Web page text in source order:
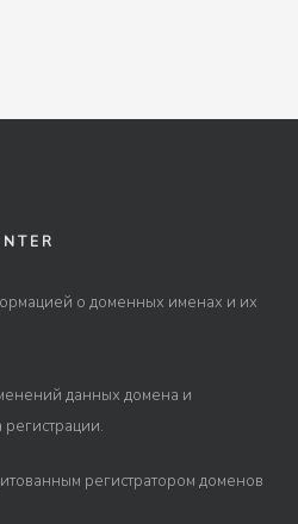
о доменных именах и их
данных домена и
регистратором доменов